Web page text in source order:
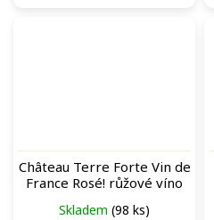
Château Terre Forte Vin de
France Rosé! růžové víno
Skladem (98 ks)